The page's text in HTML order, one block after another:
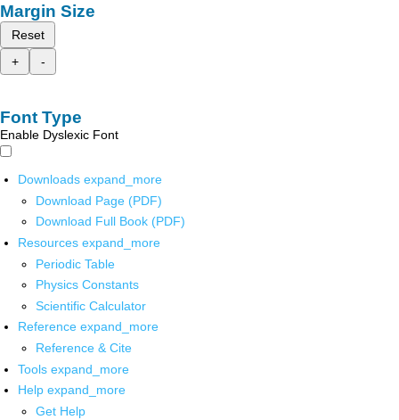
Margin Size
Reset
+
-
Font Type
Enable Dyslexic Font
Downloads expand_more
Download Page (PDF)
Download Full Book (PDF)
Resources expand_more
Periodic Table
Physics Constants
Scientific Calculator
Reference expand_more
Reference & Cite
Tools expand_more
Help expand_more
Get Help